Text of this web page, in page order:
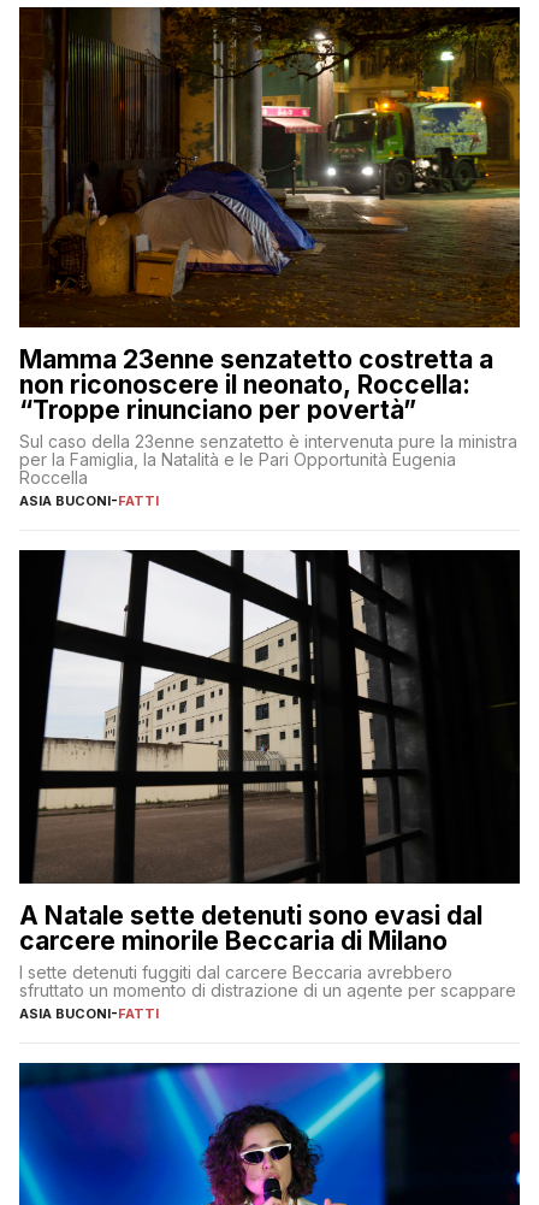
Mamma 23enne senzatetto costretta a
non riconoscere il neonato, Roccella:
“Troppe rinunciano per povertà”
Sul caso della 23enne senzatetto è intervenuta pure la ministra
per la Famiglia, la Natalità e le Pari Opportunità Eugenia
Roccella
ASIA BUCONI-FATTI
A Natale sette detenuti sono evasi dal
carcere minorile Beccaria di Milano
I sette detenuti fuggiti dal carcere Beccaria avrebbero
sfruttato un momento di distrazione di un agente per scappare
ASIA BUCONI-FATTI